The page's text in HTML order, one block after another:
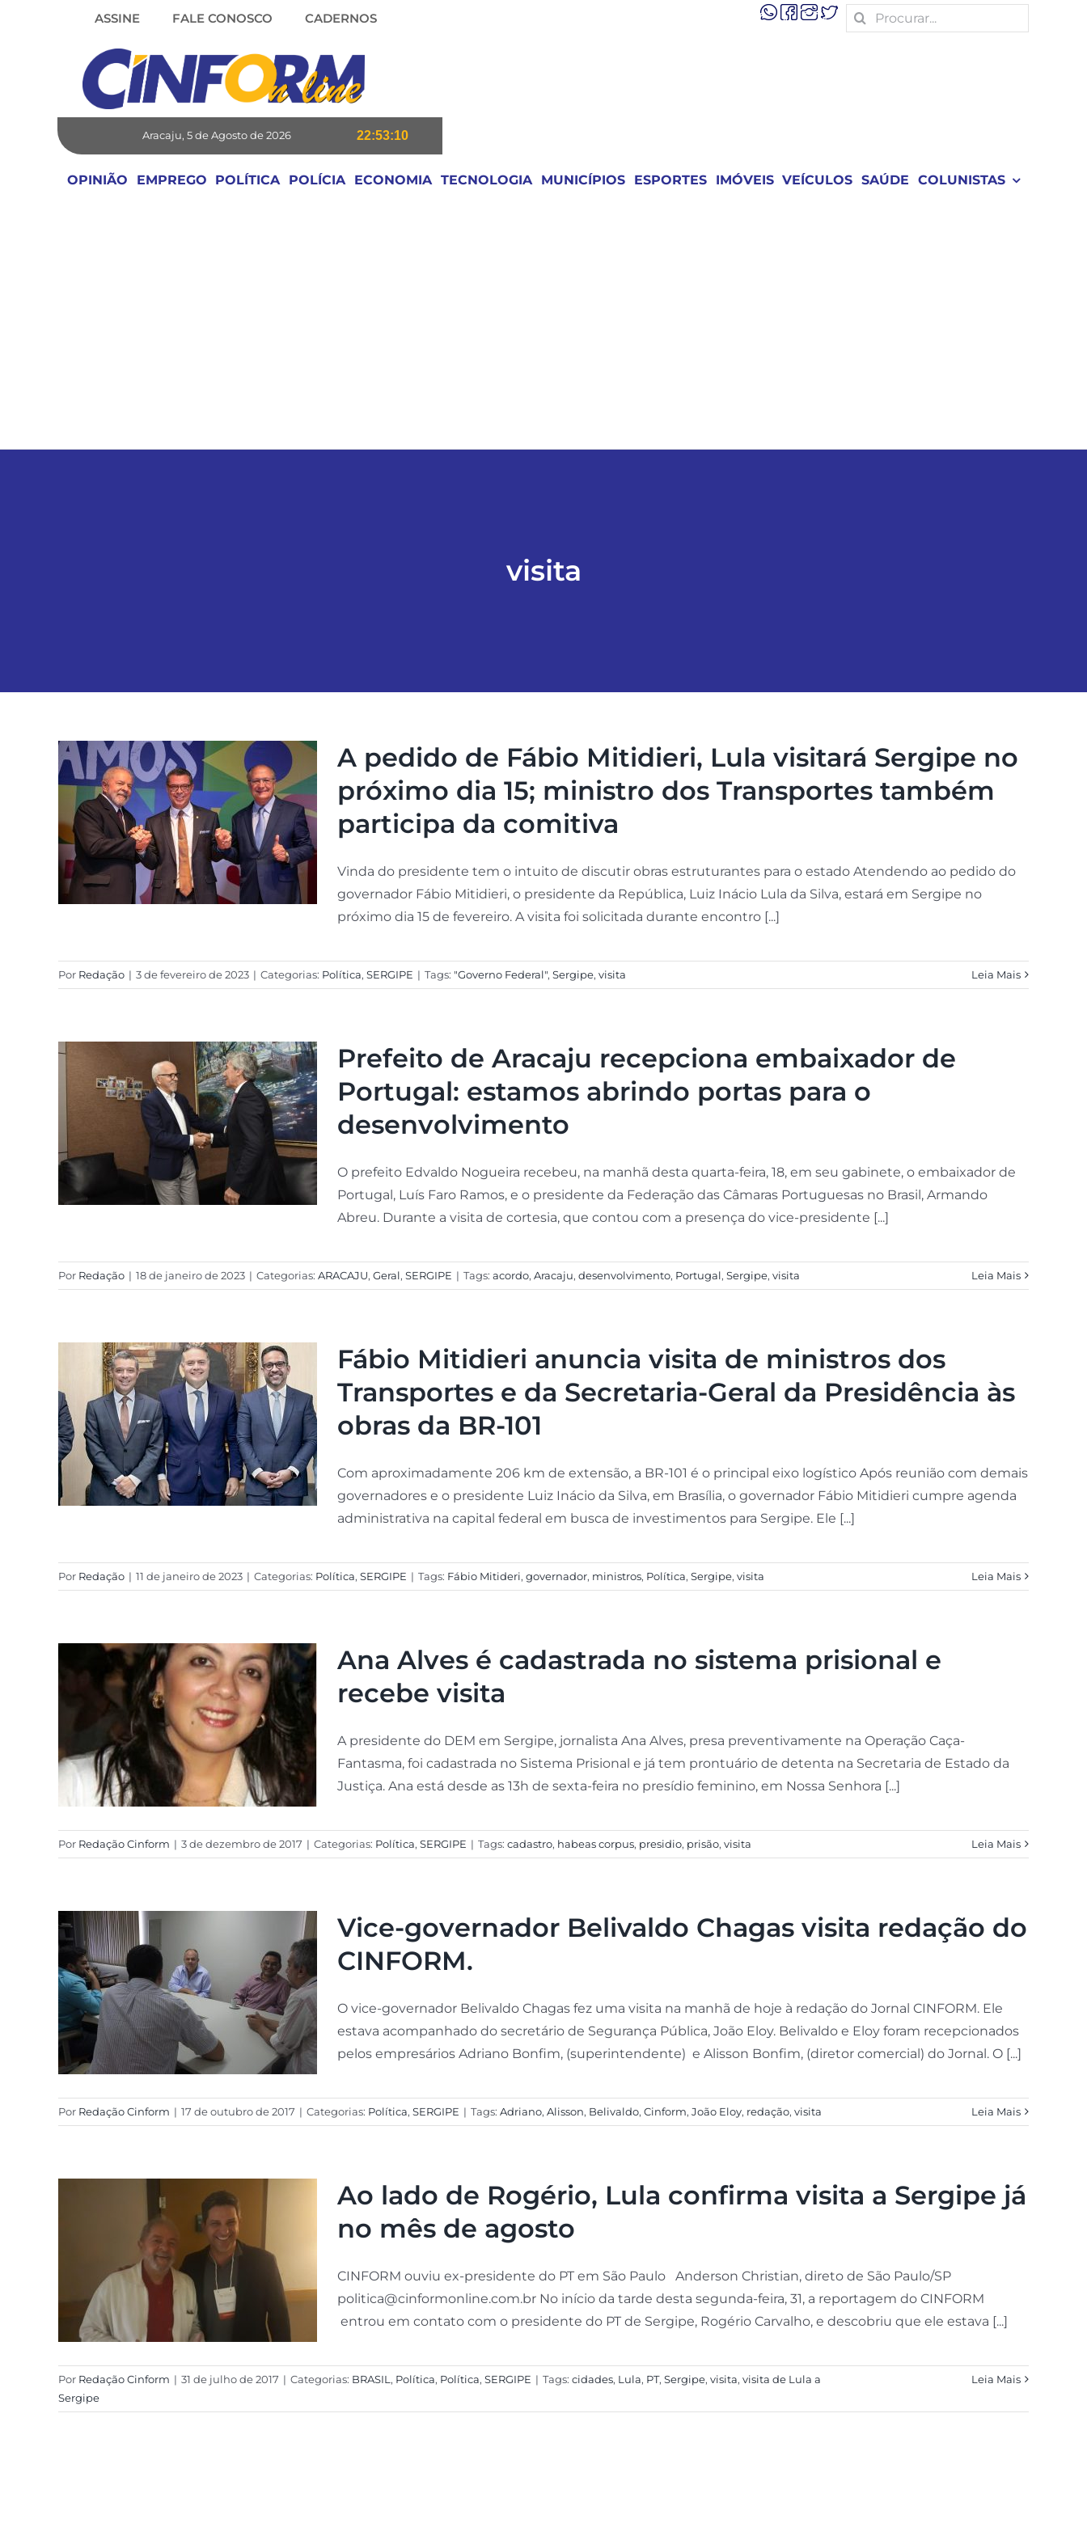
ASSINE FALE CONOSCO CADERNOS
Search
for:
Aracaju, 5 de Agosto de 2026 22:53:11
OPINIÃO EMPREGO POLÍTICA POLÍCIA ECONOMIA TECNOLOGIA MUNICÍPIOS ESPORTES IMÓVEIS VEÍCULOS SAÚDE COLUNISTAS
visita
A pedido de Fábio Mitidieri, Lula visitará Sergipe no
próximo dia 15; ministro dos Transportes também
participa da comitiva
Vinda do presidente tem o intuito de discutir obras estruturantes para o estado Atendendo ao pedido do
governador Fábio Mitidieri, o presidente da República, Luiz Inácio Lula da Silva, estará em Sergipe no
próximo dia 15 de fevereiro. A visita foi solicitada durante encontro [...]
Por Redação | 3 de fevereiro de 2023 | Categorias: Política, SERGIPE | Tags: "Governo Federal", Sergipe, visita Leia Mais
Prefeito de Aracaju recepciona embaixador de
Portugal: estamos abrindo portas para o
desenvolvimento
O prefeito Edvaldo Nogueira recebeu, na manhã desta quarta-feira, 18, em seu gabinete, o embaixador de
Portugal, Luís Faro Ramos, e o presidente da Federação das Câmaras Portuguesas no Brasil, Armando
Abreu. Durante a visita de cortesia, que contou com a presença do vice-presidente [...]
Por Redação | 18 de janeiro de 2023 | Categorias: ARACAJU, Geral, SERGIPE | Tags: acordo, Aracaju, desenvolvimento, Portugal, Sergipe, visita Leia Mais
Fábio Mitidieri anuncia visita de ministros dos
Transportes e da Secretaria-Geral da Presidência às
obras da BR-101
Com aproximadamente 206 km de extensão, a BR-101 é o principal eixo logístico Após reunião com demais
governadores e o presidente Luiz Inácio da Silva, em Brasília, o governador Fábio Mitidieri cumpre agenda
administrativa na capital federal em busca de investimentos para Sergipe. Ele [...]
Por Redação | 11 de janeiro de 2023 | Categorias: Política, SERGIPE | Tags: Fábio Mitideri, governador, ministros, Política, Sergipe, visita Leia Mais
Ana Alves é cadastrada no sistema prisional e
recebe visita
A presidente do DEM em Sergipe, jornalista Ana Alves, presa preventivamente na Operação Caça-
Fantasma, foi cadastrada no Sistema Prisional e já tem prontuário de detenta na Secretaria de Estado da
Justiça. Ana está desde as 13h de sexta-feira no presídio feminino, em Nossa Senhora [...]
Por Redação Cinform | 3 de dezembro de 2017 | Categorias: Política, SERGIPE | Tags: cadastro, habeas corpus, presidio, prisão, visita Leia Mais
Vice-governador Belivaldo Chagas visita redação do
CINFORM.
O vice-governador Belivaldo Chagas fez uma visita na manhã de hoje à redação do Jornal CINFORM. Ele
estava acompanhado do secretário de Segurança Pública, João Eloy. Belivaldo e Eloy foram recepcionados
pelos empresários Adriano Bonfim, (superintendente) e Alisson Bonfim, (diretor comercial) do Jornal. O [...]
Por Redação Cinform | 17 de outubro de 2017 | Categorias: Política, SERGIPE | Tags: Adriano, Alisson, Belivaldo, Cinform, João Eloy, redação, visita Leia Mais
Ao lado de Rogério, Lula confirma visita a Sergipe já
no mês de agosto
CINFORM ouviu ex-presidente do PT em São Paulo Anderson Christian, direto de São Paulo/SP
politica@cinformonline.com.br No início da tarde desta segunda-feira, 31, a reportagem do CINFORM
entrou em contato com o presidente do PT de Sergipe, Rogério Carvalho, e descobriu que ele estava [...]
Por Redação Cinform | 31 de julho de 2017 | Categorias: BRASIL , Política, Política, SERGIPE | Tags: cidades, Lula, PT, Sergipe, visita, visita de Lula a
Sergipe
Leia Mais